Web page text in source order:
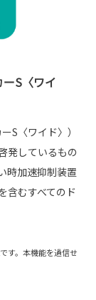
S〈ワイ
S〈ワイド〉）
発しているもの
時加速抑制装置
含むすべてのド
す。本機能を過信せ